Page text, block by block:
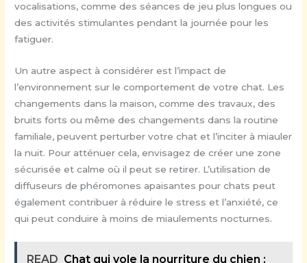
vocalisations, comme des séances de jeu plus longues ou
des activités stimulantes pendant la journée pour les
fatiguer.
Un autre aspect à considérer est l’impact de
l’environnement sur le comportement de votre chat. Les
changements dans la maison, comme des travaux, des
bruits forts ou même des changements dans la routine
familiale, peuvent perturber votre chat et l’inciter à miauler
la nuit. Pour atténuer cela, envisagez de créer une zone
sécurisée et calme où il peut se retirer. L’utilisation de
diffuseurs de phéromones apaisantes pour chats peut
également contribuer à réduire le stress et l’anxiété, ce
qui peut conduire à moins de miaulements nocturnes.
READ Chat qui vole la nourriture du chien :